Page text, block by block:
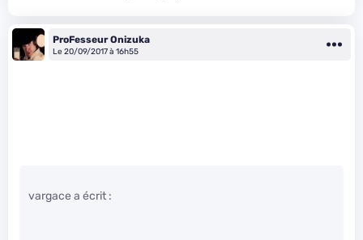
ProFesseur Onizuka
Le 20/09/2017 à 16h55
vargace a écrit :